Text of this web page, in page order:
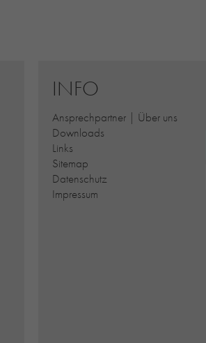
INFO
Ansprechpartner | Über uns
Downloads
Links
Sitemap
Datenschutz
Impressum